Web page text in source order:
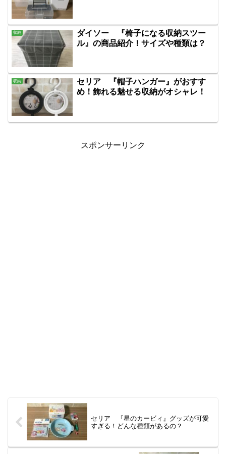
収納
ダイソー 『椅子になる収納スツー
ル』の商品紹介！サイズや種類は？
収納
セリア 『帽子ハンガー』がおすす
め！飾れる魅せる収納がオシャレ！
スポンサーリンク
セリア 『星のカービィ』グッズが可愛
すぎる！どんな種類があるの？